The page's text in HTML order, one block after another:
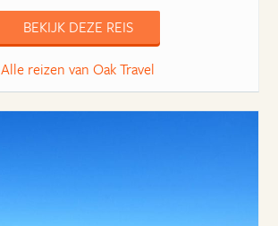
BEKIJK DEZE REIS
Alle reizen van Oak Travel